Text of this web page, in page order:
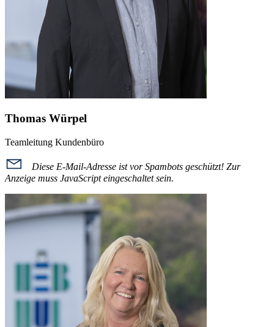
Thomas Würpel
Teamleitung Kundenbüro
Diese E-Mail-Adresse ist vor Spambots geschützt! Zur
Anzeige muss JavaScript eingeschaltet sein.